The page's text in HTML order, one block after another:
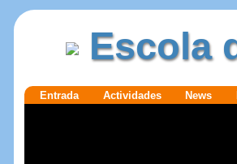
Ir para o
Escola
SecçõesEntrada Actividades News